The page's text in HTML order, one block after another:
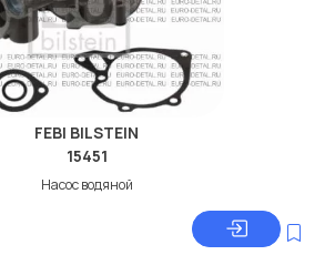
FEBI BILSTEIN
15451
Насос водяной